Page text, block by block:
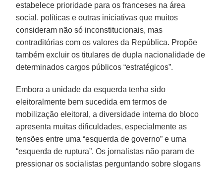
estabelece prioridade para os franceses na área
social. políticas e outras iniciativas que muitos
consideram não só inconstitucionais, mas
contraditórias com os valores da República. Propõe
também excluir os titulares de dupla nacionalidade de
determinados cargos públicos “estratégicos”.
Embora a unidade da esquerda tenha sido
eleitoralmente bem sucedida em termos de
mobilização eleitoral, a diversidade interna do bloco
apresenta muitas dificuldades, especialmente as
tensões entre uma “esquerda de governo” e uma
“esquerda de ruptura”. Os jornalistas não param de
pressionar os socialistas perguntando sobre slogans